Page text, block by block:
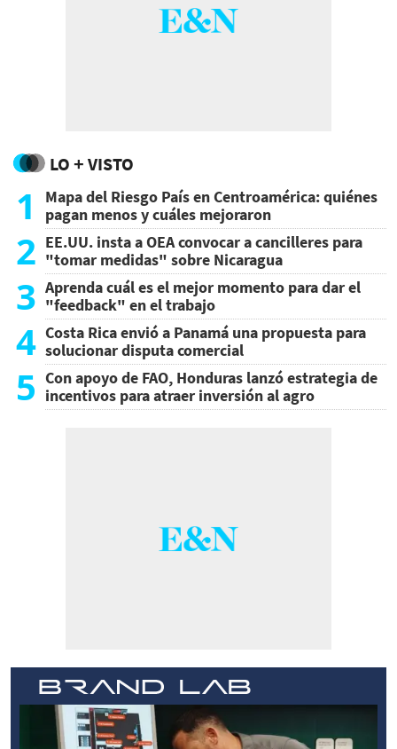
LO + VISTO
1
Mapa del Riesgo País en Centroamérica: quiénes
pagan menos y cuáles mejoraron
2 EE.UU. insta a OEA convocar a cancilleres para
"tomar medidas" sobre Nicaragua
3 Aprenda cuál es el mejor momento para dar el
"feedback" en el trabajo
4 Costa Rica envió a Panamá una propuesta para
solucionar disputa comercial
5 Con apoyo de FAO, Honduras lanzó estrategia de
incentivos para atraer inversión al agro